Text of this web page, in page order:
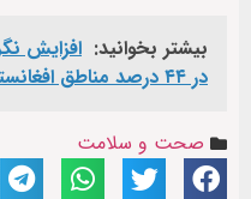
بیشتر بخوانید: افزایش
در ۴۴ درصد مناطق افغانستان دو برابر شده است
صحت و سلامت